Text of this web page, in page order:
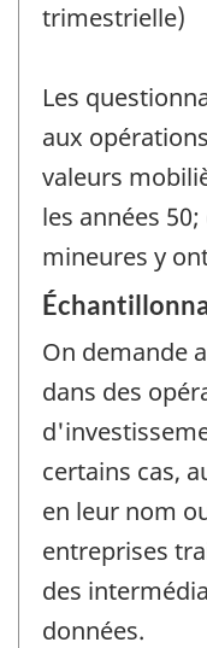
trimestrielle)
Les
aux
valeurs
les années
mineures y
On demande
dans des
certains cas,
en leur nom
entreprises
des
données.